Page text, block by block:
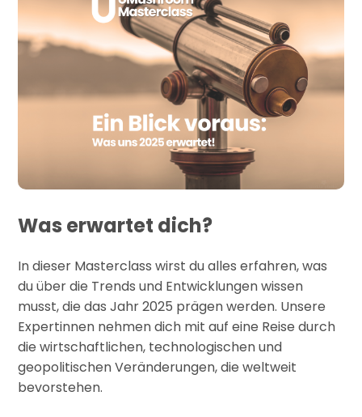
Was erwartet dich?
In dieser Masterclass wirst du alles erfahren, was
du über die Trends und Entwicklungen wissen
musst, die das Jahr 2025 prägen werden. Unsere
Expertinnen nehmen dich mit auf eine Reise durch
die wirtschaftlichen, technologischen und
geopolitischen Veränderungen, die weltweit
bevorstehen.